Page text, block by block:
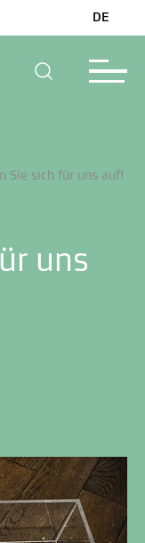
DE
Sie sich für uns auf!
uns